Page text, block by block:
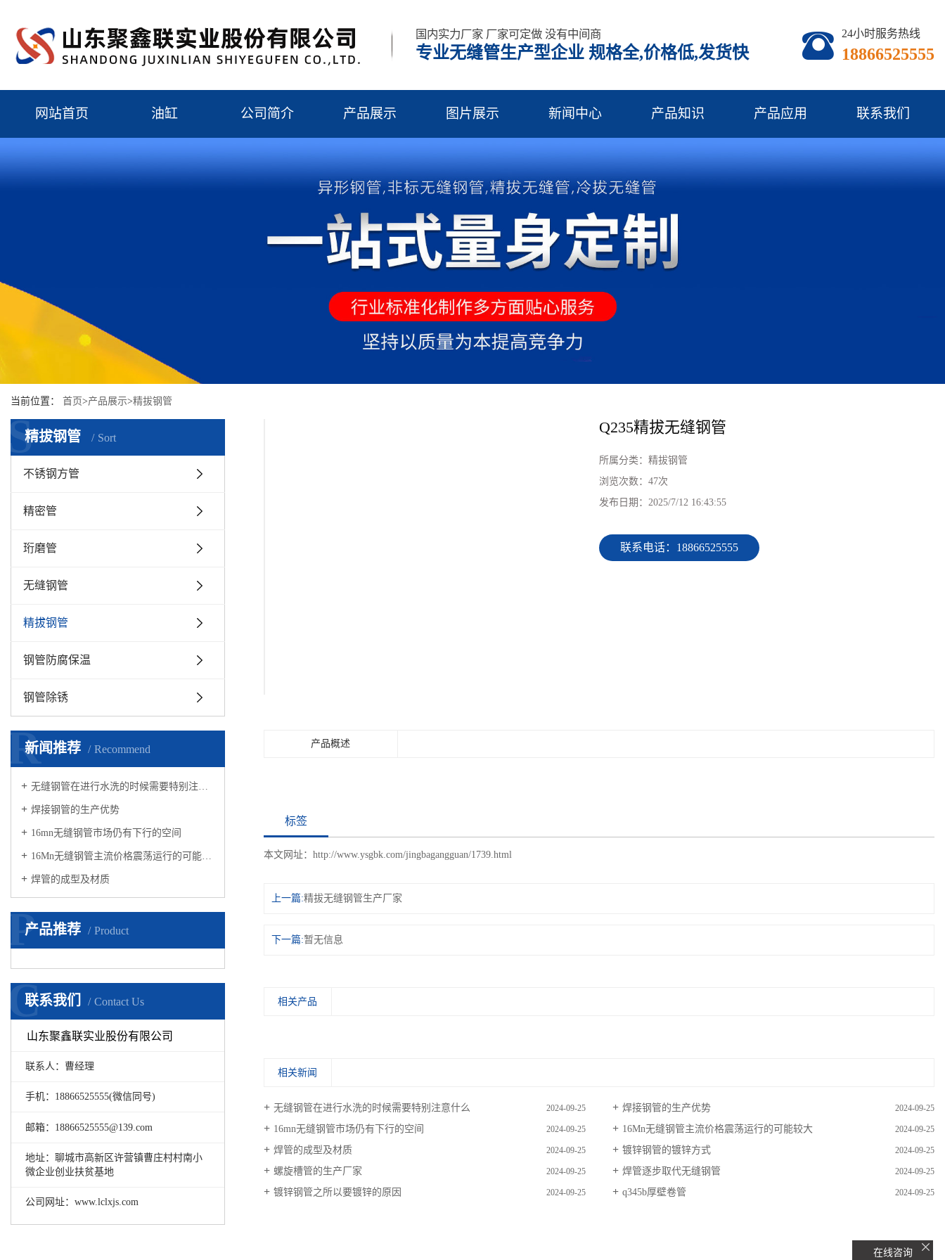
国内实力厂家 厂家可定做 没有中间商
专业无缝管生产型企业 规格全,价格低,发货快
24小时服务热线
18866525555
网站首页 油缸 公司简介 产品展示 图片展示 新闻中心 产品知识 产品应用 联系我们
当前位置： 首页>产品展示>精拔钢管
精拔钢管 Sort
S
不锈钢方管
精密管
珩磨管
无缝钢管
精拔钢管
钢管防腐保温
钢管除锈
新闻推荐 Recommend
R
无缝钢管在进行水洗的时候需要特别注意什么
焊接钢管的生产优势
16mn无缝钢管市场仍有下行的空间
16Mn无缝钢管主流价格震荡运行的可能较大
焊管的成型及材质
产品推荐 Product
P
联系我们 Contact Us
C
山东聚鑫联实业股份有限公司
联系人：曹经理
手机：18866525555(微信同号)
邮箱：18866525555@139.com
地址：聊城市高新区许营镇曹庄村村南小
微企业创业扶贫基地
公司网址：www.lclxjs.com
Q235精拔无缝钢管
所属分类： 精拔钢管
浏览次数： 47次
发布日期： 2025/7/12 16:43:55
联系电话：18866525555
产品概述
标签
本文网址： http://www.ysgbk.com/jingbagangguan/1739.html
上一篇:精拔无缝钢管生产厂家
下一篇:暂无信息
相关产品
相关新闻
无缝钢管在进行水洗的时候需要特别注意什么 2024-09-25 焊接钢管的生产优势 2024-09-25
16mn无缝钢管市场仍有下行的空间 2024-09-25 16Mn无缝钢管主流价格震荡运行的可能较大 2024-09-25
焊管的成型及材质 2024-09-25 镀锌钢管的镀锌方式 2024-09-25
螺旋槽管的生产厂家 2024-09-25 焊管逐步取代无缝钢管 2024-09-25
镀锌钢管之所以要镀锌的原因 2024-09-25 q345b厚壁卷管 2024-09-25
在线咨询